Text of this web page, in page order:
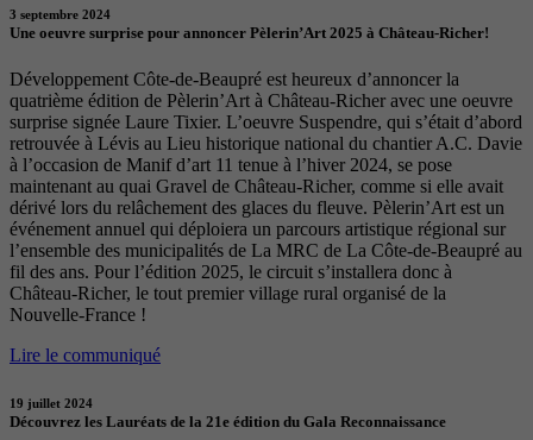
3 septembre 2024
Une oeuvre surprise pour annoncer Pèlerin’Art 2025 à Château-Richer!
Développement Côte-de-Beaupré est heureux d’annoncer la
quatrième édition de Pèlerin’Art à Château-Richer avec une oeuvre
surprise signée Laure Tixier. L’oeuvre Suspendre, qui s’était d’abord
retrouvée à Lévis au Lieu historique national du chantier A.C. Davie
à l’occasion de Manif d’art 11 tenue à l’hiver 2024, se pose
maintenant au quai Gravel de Château-Richer, comme si elle avait
dérivé lors du relâchement des glaces du fleuve. Pèlerin’Art est un
événement annuel qui déploiera un parcours artistique régional sur
l’ensemble des municipalités de La MRC de La Côte-de-Beaupré au
fil des ans. Pour l’édition 2025, le circuit s’installera donc à
Château-Richer, le tout premier village rural organisé de la
Nouvelle-France !
Lire le communiqué
19 juillet 2024
Découvrez les Lauréats de la 21e édition du Gala Reconnaissance